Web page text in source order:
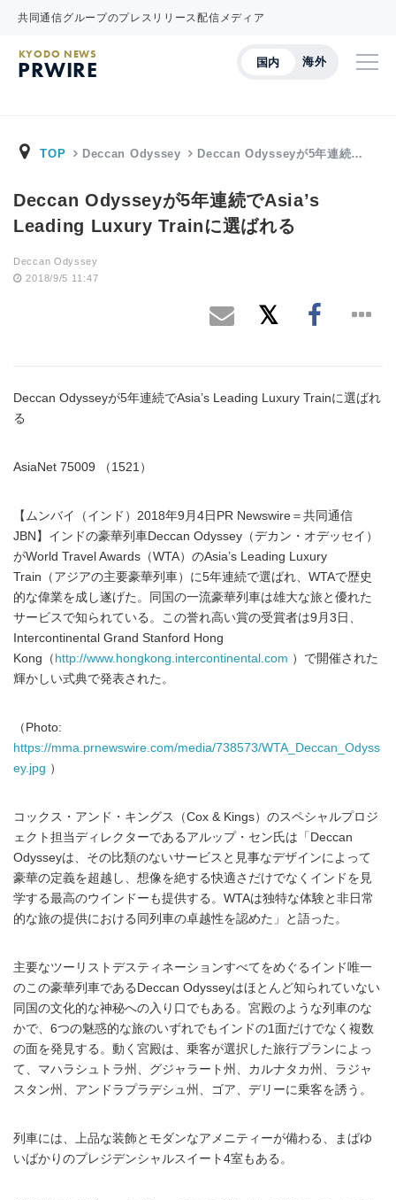
共同通信グループのプレスリリース配信メディア
国内 海外
KYODO NEWS
PRWIRE
TOP Deccan Odyssey Deccan Odysseyが5年連続…
Deccan Odysseyが5年連続でAsia’s
Leading Luxury Trainに選ばれる
Deccan Odyssey
2018/9/5 11:47
Deccan Odysseyが5年連続でAsia’s Leading Luxury Trainに選ばれ
る
AsiaNet 75009 （1521）
【ムンバイ（インド）2018年9月4日PR Newswire＝共同通信
JBN】インドの豪華列車Deccan Odyssey（デカン・オデッセイ）
がWorld Travel Awards（WTA）のAsia’s Leading Luxury
Train（アジアの主要豪華列車）に5年連続で選ばれ、WTAで歴史
的な偉業を成し遂げた。同国の一流豪華列車は雄大な旅と優れた
サービスで知られている。この誉れ高い賞の受賞者は9月3日、
Intercontinental Grand Stanford Hong
Kong（ http://www.hongkong.intercontinental.com ）で開催された
輝かしい式典で発表された。
（Photo:
https://mma.prnewswire.com/media/738573/WTA_Deccan_Odyss
ey.jpg ）
コックス・アンド・キングス（Cox & Kings）のスペシャルプロジ
ェクト担当ディレクターであるアルップ・セン氏は「Deccan
Odysseyは、その比類のないサービスと見事なデザインによって
豪華の定義を超越し、想像を絶する快適さだけでなくインドを見
学する最高のウインドーも提供する。WTAは独特な体験と非日常
的な旅の提供における同列車の卓越性を認めた」と語った。
主要なツーリストデスティネーションすべてをめぐるインド唯一
のこの豪華列車であるDeccan Odysseyはほとんど知られていない
同国の文化的な神秘への入り口でもある。宮殿のような列車のな
かで、6つの魅惑的な旅のいずれでもインドの1面だけでなく複数
の面を発見する。動く宮殿は、乗客が選択した旅行プランによっ
て、マハラシュトラ州、グジャラート州、カルナタカ州、ラジャ
スタン州、アンドラプラデシュ州、ゴア、デリーに乗客を誘う。
列車には、上品な装飾とモダンなアメニティーが備わる、まばゆ
いばかりのプレジデンシャルスイート4室もある。